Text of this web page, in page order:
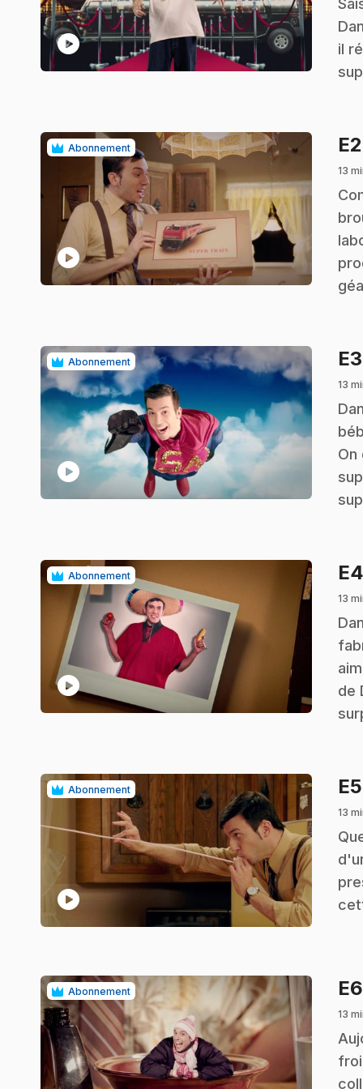
play_circle
il
Abonnement
play_circle
E2
13
.
Abonnement
play_circle
E3
13
.
On
Abonnement
play_circle
E4
13
.
de
Abonnement
play_circle
E5
13
.
Abonnement E6
13
.